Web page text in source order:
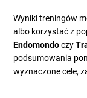
Wyniki treningów
albo korzystać z
Endomondoczy
podsumowania
wyznaczone cele,